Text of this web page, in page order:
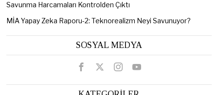
Savunma Harcamaları Kontrolden Çıktı
MİA Yapay Zeka Raporu-2: Teknorealizm Neyi Savunuyor?
SOSYAL MEDYA